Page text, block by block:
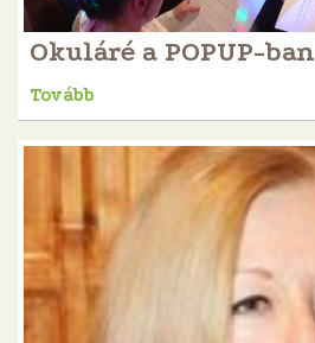
Okuláré a POPUP-ban
Tovább